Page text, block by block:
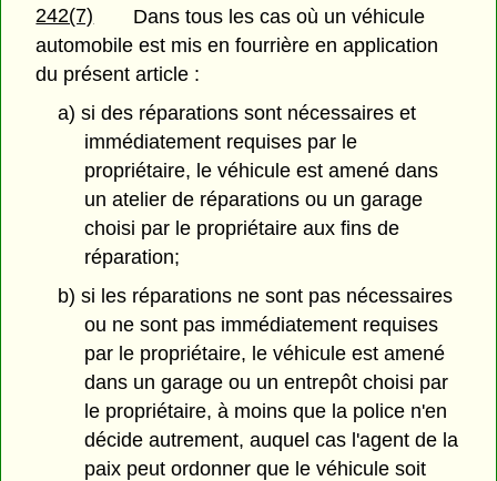
242(7)
Dans tous les cas où un véhicule
automobile est mis en fourrière en application
du présent article :
a) si des réparations sont nécessaires et
immédiatement requises par le
propriétaire, le véhicule est amené dans
un atelier de réparations ou un garage
choisi par le propriétaire aux fins de
réparation;
b) si les réparations ne sont pas nécessaires
ou ne sont pas immédiatement requises
par le propriétaire, le véhicule est amené
dans un garage ou un entrepôt choisi par
le propriétaire, à moins que la police n'en
décide autrement, auquel cas l'agent de la
paix peut ordonner que le véhicule soit